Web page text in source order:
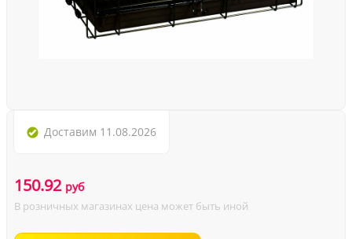
Доставим 11.08.2026
150.92 руб
В розничных магазинах цена может быть иной